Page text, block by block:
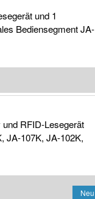
und 1
Bediensegment JA-
Neu
und RFID-Lesegerät
JA-107K, JA-102K,